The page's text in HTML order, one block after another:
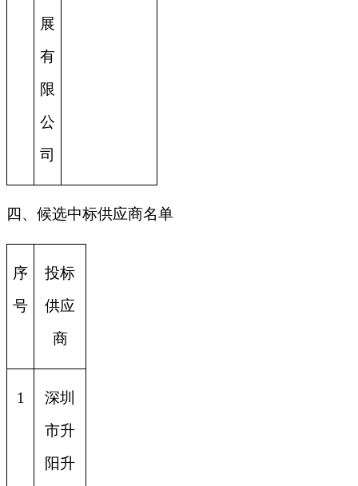
展
有
限
公
司
四、候选中标供应商名单
序
号
投标
供应
商
1
深圳
市升
阳升